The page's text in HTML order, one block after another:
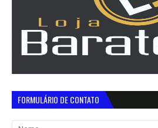
FORMULÁRIO DE CONTATO